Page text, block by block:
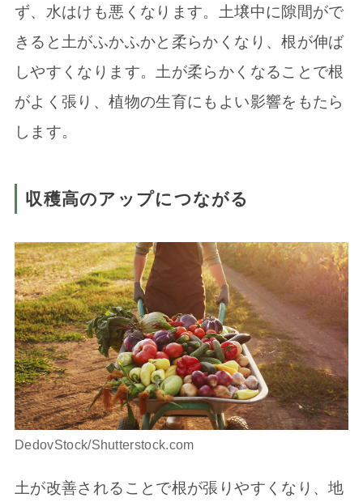
ず、水はけも悪くなります。土壌中に隙間がで
きると土がふかふかと柔らかくなり、根が伸ば
しやすくなります。土が柔らかくなることで根
がよく張り、植物の生育にもよい影響をもたら
します。
収穫高のアップにつながる
DedovStock/Shutterstock.com
土が改善されることで根が張りやすくなり、地